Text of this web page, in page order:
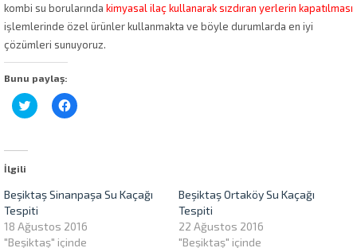
kombi su borularında kimyasal ilaç kullanaraksızdıran yerlerin kapatılması
işlemlerinde özel ürünler kullanmakta ve böyle durumlarda en iyi
çözümleri sunuyoruz.
Bunu paylaş:
Twitter
üzerinde
Facebook'ta
paylaşmak
İlgili
Beşiktaş Sinanpaşa Su Kaçağı
Tespiti
18 Ağustos 2016
"Beşiktaş" içinde
Beşiktaş Ortaköy Su Kaçağı
Tespiti
22 Ağustos 2016
"Beşiktaş" içinde